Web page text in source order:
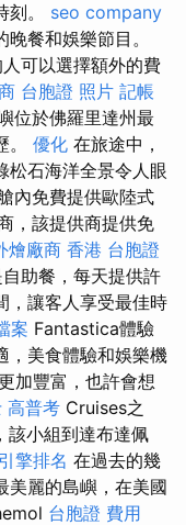
刻。 seo company
餐和娛樂節目。
可以選擇額外的費
台胞證 照片 記帳
位於佛羅里達州最
。 優化 在旅途中，
松石海洋全景令人眼
內免費提供歐陸式
，該提供商提供免
燴廠商 香港 台胞證
助餐，每天提供許
，讓客人享受最佳時
案 Fantastica體驗
，美食體驗和娛樂機
加豐富，也許會想
高普考 Cruises之
該小組到達布達佩
擎排名 在過去的幾
美麗的島嶼，在美國
台胞證 費用